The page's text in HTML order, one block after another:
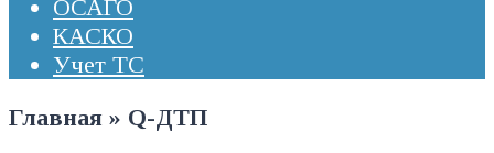
ОСАГО
КАСКО
Учет ТС
Главная » Q-ДТП